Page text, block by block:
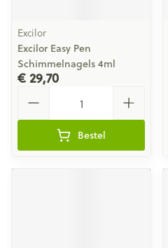
Excilor
Excilor Easy Pen
Schimmelnagels 4ml
€ 29,70
Bestel